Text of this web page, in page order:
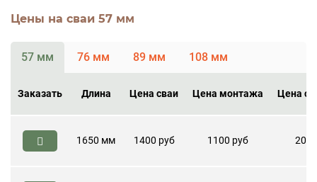
Цены на сваи 57 мм
57 мм 76 мм 89 мм 108 мм
Заказать Длина Цена сваи Цена монтажа Цена
1650 мм 1400 руб 1100 руб 200